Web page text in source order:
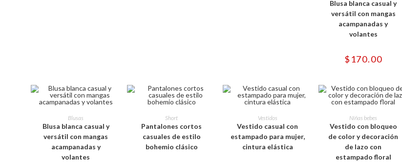
múltiples
variantes.
opciones
se
la
Blusa blanca casual y
versátil con mangas
acampanadas y
volantes
$ 170.00
SELECCIONAR OPCIONES
Este
tiene
múltiples
variantes.
opciones
se
Blusas
Blusa blanca casual y
versátil con mangas
acampanadas y
volantes
SELECCIONAR OPCIONES
producto
tiene
múltiples
variantes.
opciones
Short
Pantalones cortos
casuales de estilo
bohemio clásico
SELECCIONAR OPCIONES
producto
tiene
múltiples
variantes.
Las
opciones
Vestidos
Vestido casual con
estampado para mujer,
cintura elástica
SELECCIONAR OPCIONES
Este
producto
tiene
múltiples
variantes.
opciones
se
Niñas bebes
Vestido con bloqueo
de color y decoración
de lazo con
estampado floral